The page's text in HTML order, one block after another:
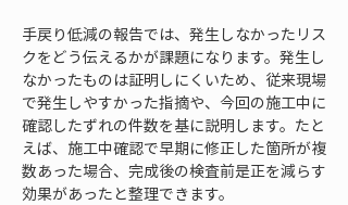
手戻り低減の報告では、発生しなかったリス
クをどう伝えるかが課題になります。発生し
なかったものは証明しにくいため、従来現場
で発生しやすかった指摘や、今回の施工中に
確認したずれの件数を基に説明します。たと
えば、施工中確認で早期に修正した箇所が複
数あった場合、完成後の検査前是正を減らす
効果があったと整理できます。